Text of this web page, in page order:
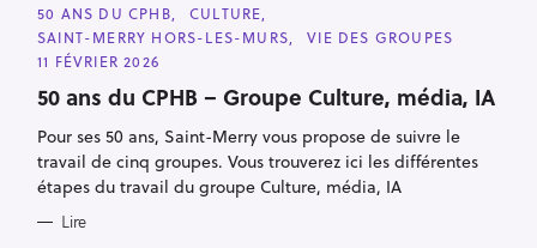
C
A
T
E
O
R
E
S
50 ANS DU CPHB
CULTURE
SAINT-MERRY HORS-LES-MURS
VIE DES GROUPES
11 FÉVRIER 2026
50 ans du CPHB – Groupe Culture, média, IA
Pour ses 50 ans, Saint-Merry vous propose de suivre le
travail de cinq groupes. Vous trouverez ici les différentes
étapes du travail du groupe Culture, média, IA
Lire